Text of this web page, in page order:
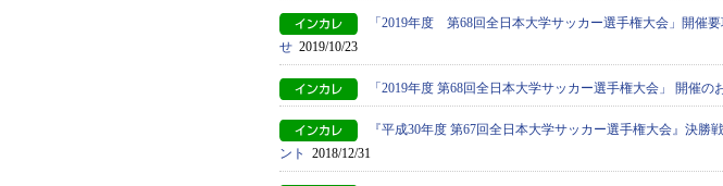
「2019年度 第68回全日本大学サッカー選手権大会」開催
せ 2019/10/23
「2019年度 第68回全日本大学サッカー選手権大会」 開催の
『平成30年度 第67回全日本大学サッカー選手権大会』決勝
ント
2018/12/31